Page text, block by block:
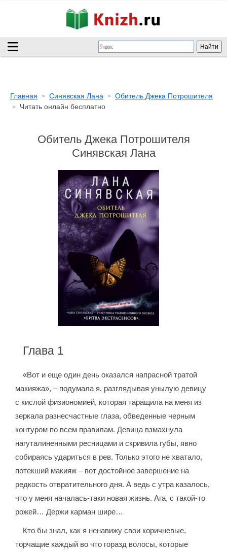
Главная Синявская Лана
Обитель Джека Потрошителя
Читать онлайн бесплатно
Обитель Джека Потрошителя
Синявская Лана
Глава 1
«Вот и еще один день оказался напрасной тратой
макияжа», – подумала я, разглядывая унылую девицу
с кислой физиономией, которая таращила на меня из
зеркала разнесчастные глаза, обведенные черным
контуром по всем правилам. Девица взмахнула
нагуталиненными ресницами и скривила губы, явно
собираясь удариться в рев. Только этого не хватало,
потекший макияж – вот достойное завершение на
редкость отвратительного дня. А ведь с утра казалось,
что у меня началась-таки новая жизнь. Ага, с такой-то
рожей… Держи карман шире…
Кто бы знал, как я ненавижу свои коричневые,
торчащие каждый во что горазд волосы, которые